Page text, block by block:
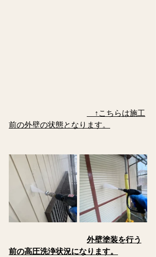
↑こちらは施工
前の外壁の状態となります。
外壁塗装を行う
前の高圧洗浄状況になります。